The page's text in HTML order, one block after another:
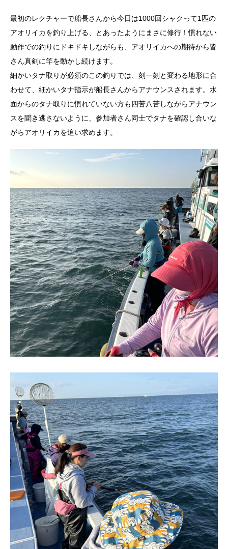
最初のレクチャーで船長さんから今日は1000回シャクって1匹の
アオリイカを釣り上げる、とあったようにまさに修行！慣れない
動作での釣りにドキドキしながらも、アオリイカへの期待から皆
さん真剣に竿を動かし続けます。
細かいタナ取りが必須のこの釣りでは、刻一刻と変わる地形に合
わせて、細かいタナ指示が船長さんからアナウンスされます。水
面からのタナ取りに慣れていない方も四苦八苦しながらアナウン
スを聞き逃さないように、参加者さん同士でタナを確認し合いな
がらアオリイカを追い求めます。